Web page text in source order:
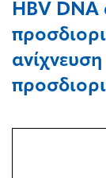
HΒV DNA